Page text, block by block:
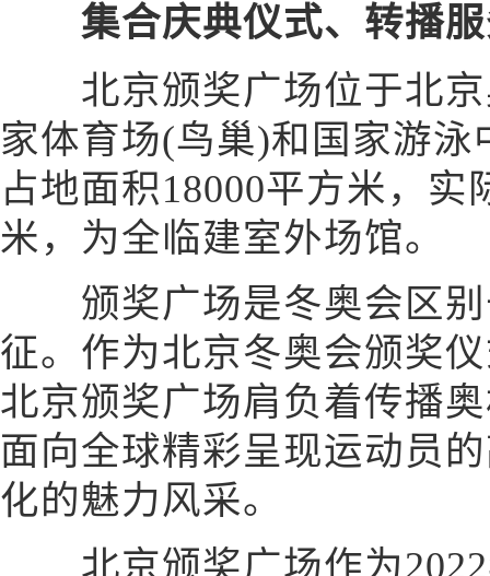
集合庆典仪式、转播服
北京颁奖广场位于北京
家体育场(鸟巢)和国家游
占地面积18000平方米，实
米，为全临建室外场馆。
颁奖广场是冬奥会区别
征。作为北京冬奥会颁奖
北京颁奖广场肩负着传播
面向全球精彩呈现运动员
化的魅力风采。
北京颁奖广场作为2022